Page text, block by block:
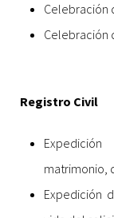
Celebración
Celebración
Registro Civil
matrimonio,
Expedición